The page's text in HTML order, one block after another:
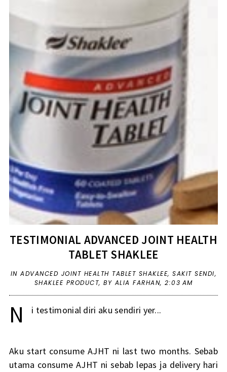
TESTIMONIAL ADVANCED JOINT HEALTH
TABLET SHAKLEE
INADVANCED JOINT HEALTH TABLET SHAKLEE,SAKIT SENDI,
SHAKLEE PRODUCT, BY ALIA FARHAN, 2:03 AM
N i testimonial diri aku sendiri yer...
Aku start consume AJHT ni last two months. Sebab
utama consume AJHT ni sebab lepas ja delivery hari